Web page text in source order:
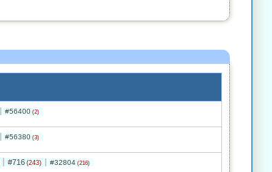
#56400 (2)
#56380 (3)
#716 (243) #32804 (216)